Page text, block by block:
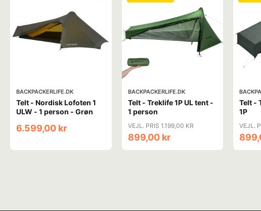
BACKPACKERLIFE.DK
Telt - Nordisk Lofoten 1
ULW - 1 person - Grøn
6.599,00 kr
BACKPACKERLIFE.DK
Telt - Treklife 1P UL tent -
1 person
VEJL. PRIS 1.199,00 KR
899,00 kr
Telt -
1P
VEJL.